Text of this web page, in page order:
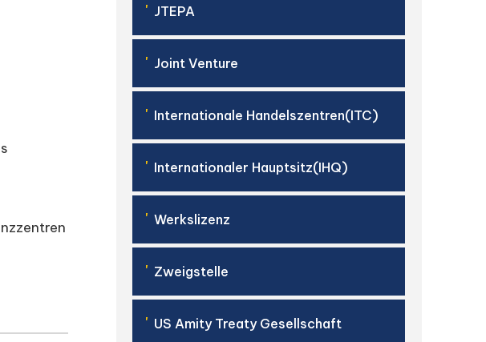
' JTEPA
' Joint Venture
' Internationale Handelszentren(ITC)
' Internationaler Hauptsitz(IHQ)
' Werkslizenz
' Zweigstelle
' US Amity Treaty Gesellschaft